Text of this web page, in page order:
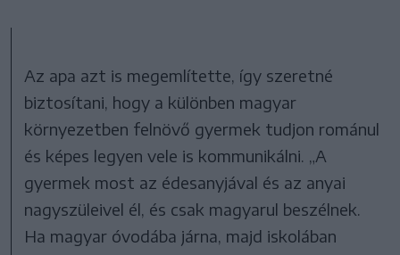
Az apa azt is megemlítette, így szeretné
biztosítani, hogy a különben magyar
környezetben felnövő gyermek tudjon románul
és képes legyen vele is kommunikálni. „A
gyermek most az édesanyjával és az anyai
nagyszüleivel él, és csak magyarul beszélnek.
Ha magyar óvodába járna, majd iskolában